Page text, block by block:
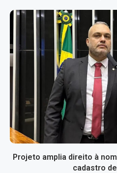
Projeto amplia direito à
cadastro